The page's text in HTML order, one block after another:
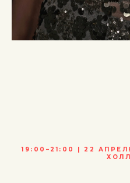
19:00–21:00 | 22